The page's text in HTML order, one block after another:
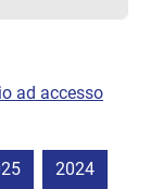
ad accesso
2024